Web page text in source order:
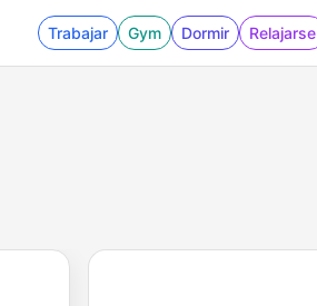
Trabajar Gym Dormir Relajarse